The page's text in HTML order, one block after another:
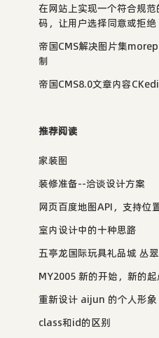
在网站上实现一个符合规
码，让用户选择同意或拒绝
帝国CMS解决图片集
制
帝国CMS8.0文章内容
推荐阅读
家装图
装修准备--洽谈设计方案
网页百度地图API，支持位
室内设计中的十种思路
五亭龙国际玩具礼品城 丛
MY2005 新的开始，新的起
重新设计 aijun 的个人形象
class和id的区别